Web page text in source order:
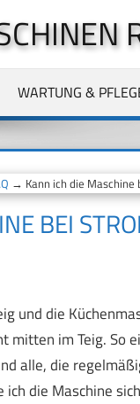
WARTUNG &
→ Kann ich die
BEI
und die
im Teig. So
alle, die
die Maschine